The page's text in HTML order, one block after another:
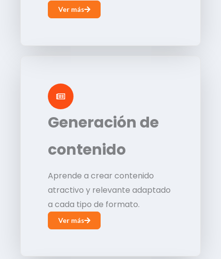
Ver más
Generación de
contenido
Aprende a crear contenido
atractivo y relevante adaptado
a cada tipo de formato.
Ver más